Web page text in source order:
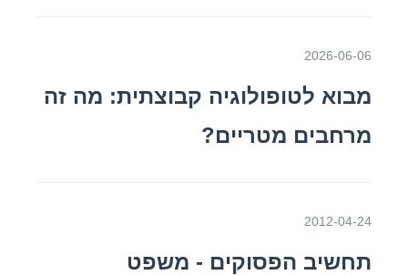
2026-06-06
מבוא לטופולוגיה קבוצתית: מה זה
מרחבים מטריים?
2012-04-24
תחשיב הפסוקים - משפט